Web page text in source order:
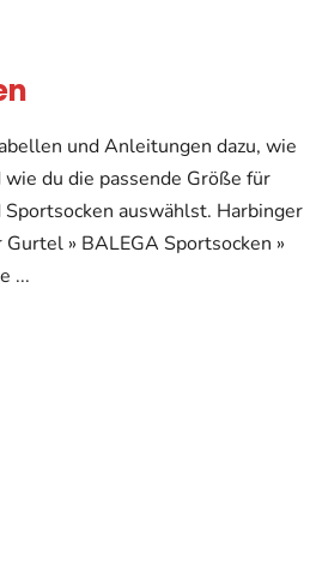
und Anleitungen dazu, wie
du die passende Größe für
auswählst. Harbinger
» BALEGA Sportsocken »
...